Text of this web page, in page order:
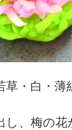
草・白・薄
し、梅の花